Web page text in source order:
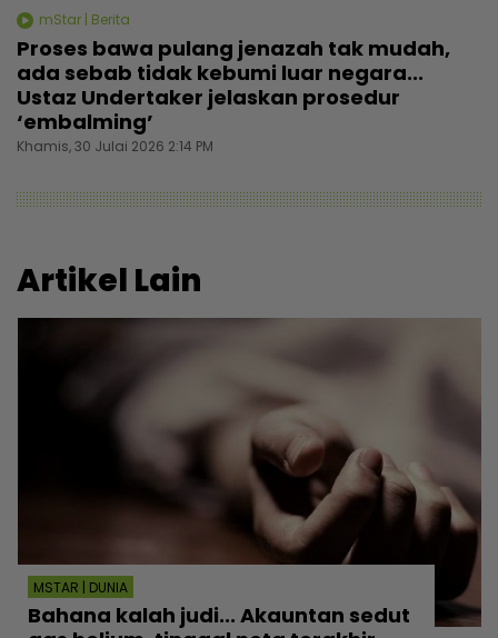
mStar | Berita
Proses bawa pulang jenazah tak mudah,
ada sebab tidak kebumi luar negara...
Ustaz Undertaker jelaskan prosedur
‘embalming’
Khamis, 30 Julai 2026 2:14 PM
Artikel Lain
MSTAR | DUNIA
Bahana kalah judi... Akauntan sedut